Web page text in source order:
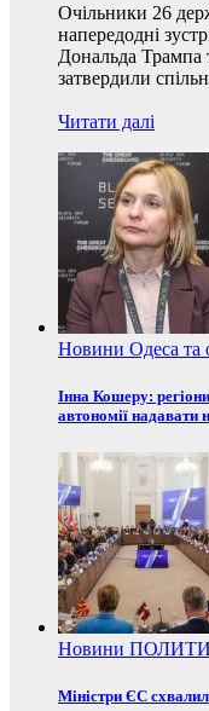
Очільники 26
напередодні
Дональда Трампа
затвердили
Читати далі
Новини Одеса та
Інна Кошеру:
автономії надавати
Новини
Міністри ЄС